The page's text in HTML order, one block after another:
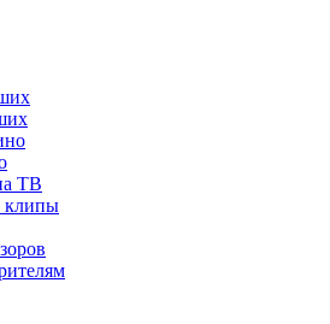
ТВ
клипы